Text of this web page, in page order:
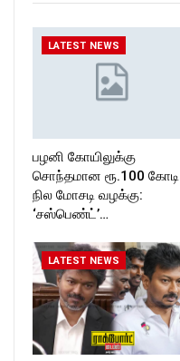
LATEST NEWS
பழனி கோயிலுக்கு
சொந்தமான ரூ.100 கோடி
நில மோசடி வழக்கு:
‘சஸ்பெண்ட்’…
LATEST NEWS